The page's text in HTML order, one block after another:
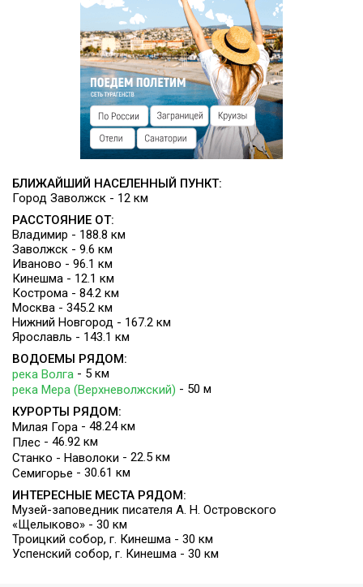
снегоходов, саней, а также лыж и коньков - зимой.
В лесу оборудованы специальные трассы для катания на
квадроциклах и снегоходах.
Организуется рыбалка, предоставляются необходимые
рыболовные снасти.
БЛИЖАЙШИЙ НАСЕЛЕННЫЙ ПУНКТ:
Город Заволжск - 12 км
РАССТОЯНИЕ ОТ:
Владимир - 188.8 км
Заволжск - 9.6 км
Иваново - 96.1 км
Кинешма - 12.1 км
Кострома - 84.2 км
Москва - 345.2 км
Нижний Новгород - 167.2 км
Ярославль - 143.1 км
ВОДОЕМЫ РЯДОМ:
река Волга - 5 км
река Мера (Верхневолжский) - 50 м
КУРОРТЫ РЯДОМ:
Милая Гора - 48.24 км
Плес - 46.92 км
Станко - Наволоки - 22.5 км
Семигорье - 30.61 км
ИНТЕРЕСНЫЕ МЕСТА РЯДОМ:
Музей-заповедник писателя А. Н. Островского
«Щелыково» - 30 км
Троицкий собор, г. Кинешма - 30 км
Успенский собор, г. Кинешма - 30 км